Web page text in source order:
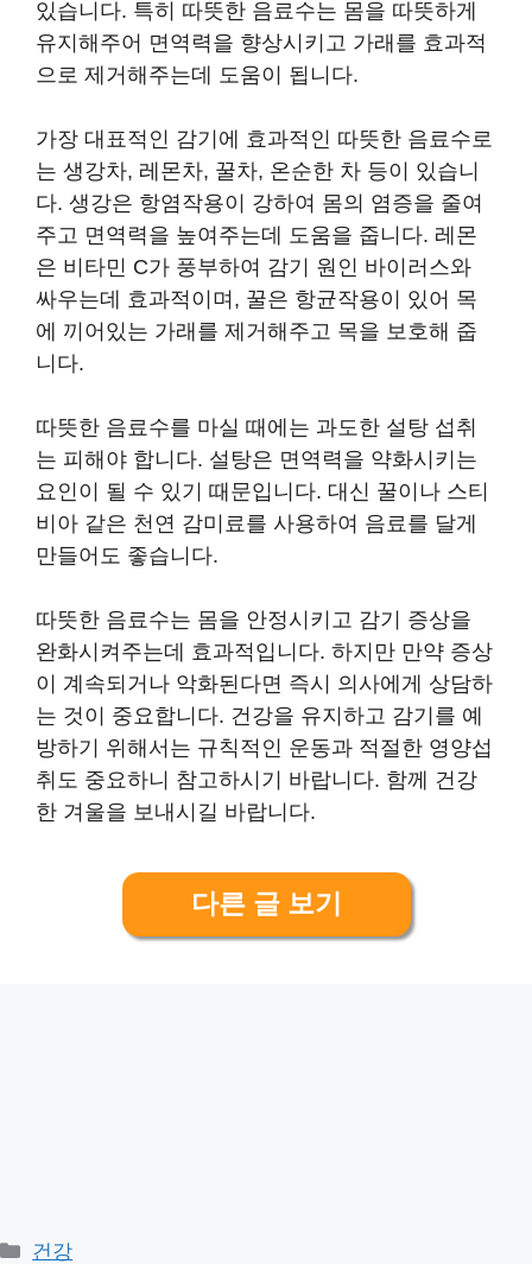
있습니다. 특히 따뜻한 음료수는 몸을 따뜻하게
유지해주어 면역력을 향상시키고 가래를 효과적
으로 제거해주는데 도움이 됩니다.
가장 대표적인 감기에 효과적인 따뜻한 음료수로
는 생강차, 레몬차, 꿀차, 온순한 차 등이 있습니
다. 생강은 항염작용이 강하여 몸의 염증을 줄여
주고 면역력을 높여주는데 도움을 줍니다. 레몬
은 비타민 C가 풍부하여 감기 원인 바이러스와
싸우는데 효과적이며, 꿀은 항균작용이 있어 목
에 끼어있는 가래를 제거해주고 목을 보호해 줍
니다.
따뜻한 음료수를 마실 때에는 과도한 설탕 섭취
는 피해야 합니다. 설탕은 면역력을 약화시키는
요인이 될 수 있기 때문입니다. 대신 꿀이나 스티
비아 같은 천연 감미료를 사용하여 음료를 달게
만들어도 좋습니다.
따뜻한 음료수는 몸을 안정시키고 감기 증상을
완화시켜주는데 효과적입니다. 하지만 만약 증상
이 계속되거나 악화된다면 즉시 의사에게 상담하
는 것이 중요합니다. 건강을 유지하고 감기를 예
방하기 위해서는 규칙적인 운동과 적절한 영양섭
취도 중요하니 참고하시기 바랍니다. 함께 건강
한 겨울을 보내시길 바랍니다.
다른 글 보기
Categories
건강